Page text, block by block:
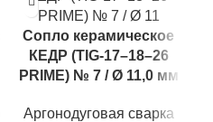
Сопло керамическое
КЕДР (TIG-17–18–26
PRIME) № 7 / Ø 11,0 мм
Аргонодуговая сварка